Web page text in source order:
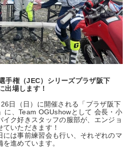
手権（JEC）シリーズプラザ阪下
出場します！
日（日）に開催される「プラザ阪下
に、Team OGUshowとして 会長・小
ク好きスタッフの服部が、エンジョ
いただきます！
には事前練習会も行い、それぞれのマ
進めています。